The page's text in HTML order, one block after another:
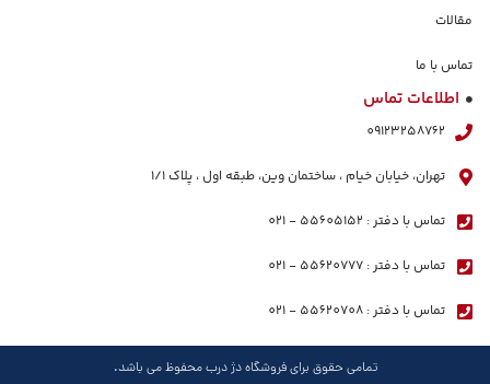
مقالات
تماس با ما
اطلاعات تماس
09123258762
تهران، خیابان خیام ، ساختمان وین، طبقه اول ، پلاک ١/١
تماس با دفتر : 55605152 - 021
تماس با دفتر : 55620777 - 021
تماس با دفتر : 55620708 - 021
تمامی حقوق برای فروشگاه دژ درب محفوظ می باشد.